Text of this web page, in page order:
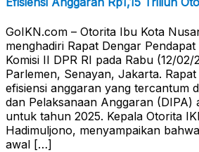
GoIKN.com – Otorita Ibu Kota
menghadiri Rapat Dengar
Komisi II DPR RI pada Rabu (12/02/
Parlemen, Senayan, Jakarta.
efisiensi anggaran yang tercantum
dan Pelaksanaan Anggaran (DIPA)
untuk tahun 2025. Kepala Otorita
Hadimuljono, menyampaikan
awal […]